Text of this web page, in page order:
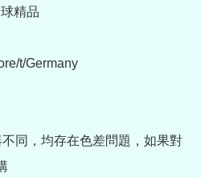
精品
t/Germany
同，均存在色差問題，如果對